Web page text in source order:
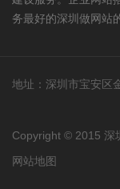
务最好的深圳做网站
地址：深圳市宝安区
Copyright © 2015 深
网站地图